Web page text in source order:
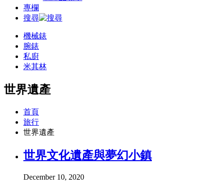
專欄
搜尋
機械錶
腕錶
私廚
米其林
世界遺產
首頁
旅行
世界遺產
世界文化遺產與夢幻小鎮
December 10, 2020